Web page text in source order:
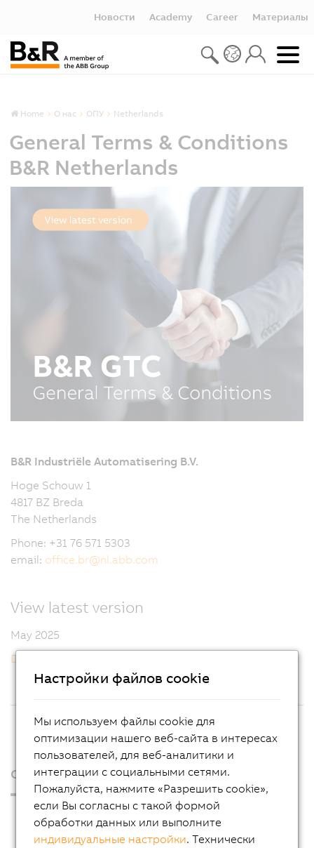
Новости Academy Career Материалы
Home О нас ОПУ Netherlands
General Terms & Conditions
B&R Netherlands
B&R Industriële Automatisering B.V.
Hoge Schouw 1
4817 BZ Breda
The Netherlands
Phone: +31 76 571 5303
email: office.br@nl.abb.com
View latest version
May 2025
Download PDF
О нас
Пресс-релизы
Blog
Настройки файлов cookie
Мы используем файлы cookie для
оптимизации нашего веб-сайта в интересах
пользователей, для веб-аналитики и
интеграции с социальными сетями.
Пожалуйста, нажмите «Разрешить cookie»,
если Вы согласны с такой формой
обработки данных или выполните
индивидуальные настройки. Технически